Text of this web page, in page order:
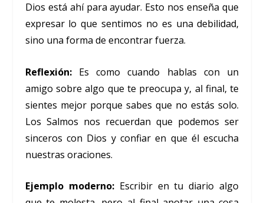
Dios está ahí para ayudar. Esto nos enseña que
expresar lo que sentimos no es una debilidad,
sino una forma de encontrar fuerza.
Reflexión:Es como cuando hablas con un
amigo sobre algo que te preocupa y, al final, te
sientes mejor porque sabes que no estás solo.
Los Salmos nos recuerdan que podemos ser
sinceros con Dios y confiar en que él escucha
nuestras oraciones.
Ejemplo moderno:Escribir en tu diario algo